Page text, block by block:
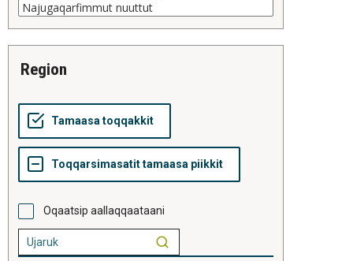
region
Oqaatsip aallaqqaataani